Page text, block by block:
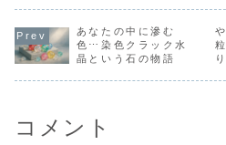
れる方法を解説。
群で、インド料理
好き必見！
が特徴のネックレ
は、結婚式や普段
使いにも最適！魅
力と選び方を詳し
く解説。
あなたの中に滲む
色⋯染色クラック水
晶という石の物語
コメント